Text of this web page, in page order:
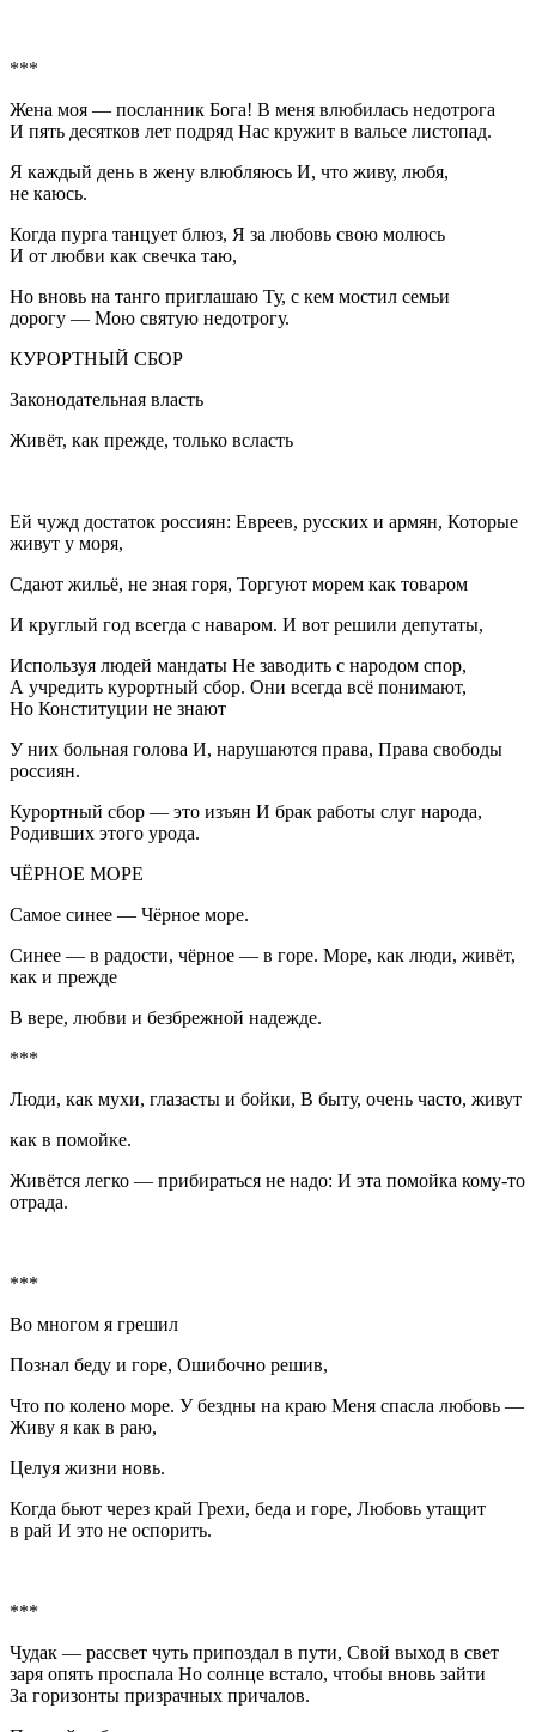
***
Жена моя — посланник Бога! В меня влюбилась недотрога
И пять десятков лет подряд Нас кружит в вальсе листопад.
Я каждый день в жену влюбляюсь И, что живу, любя,
не каюсь.
Когда пурга танцует блюз, Я за любовь свою молюсь
И от любви как свечка таю,
Но вновь на танго приглашаю Ту, с кем мостил семьи
дорогу — Мою святую недотрогу.
КУРОРТНЫЙ СБОР
Законодательная власть
Живёт, как прежде, только всласть
Ей чужд достаток россиян: Евреев, русских и армян, Которые
живут у моря,
Сдают жильё, не зная горя, Торгуют морем как товаром
И круглый год всегда с наваром. И вот решили депутаты,
Используя людей мандаты Не заводить с народом спор,
А учредить курортный сбор. Они всегда всё понимают,
Но Конституции не знают
У них больная голова И, нарушаются права, Права свободы
россиян.
Курортный сбор — это изъян И брак работы слуг народа,
Родивших этого урода.
ЧЁРНОЕ МОРЕ
Самое синее — Чёрное море.
Синее — в радости, чёрное — в горе. Море, как люди, живёт,
как и прежде
В вере, любви и безбрежной надежде.
***
Люди, как мухи, глазасты и бойки, В быту, очень часто, живут
как в помойке.
Живётся легко — прибираться не надо: И эта помойка кому-то
отрада.
***
Во многом я грешил
Познал беду и горе, Ошибочно решив,
Что по колено море. У бездны на краю Меня спасла любовь —
Живу я как в раю,
Целуя жизни новь.
Когда бьют через край Грехи, беда и горе, Любовь утащит
в рай И это не оспорить.
***
Чудак — рассвет чуть припоздал в пути, Свой выход в свет
заря опять проспала Но солнце встало, чтобы вновь зайти
За горизонты призрачных причалов.